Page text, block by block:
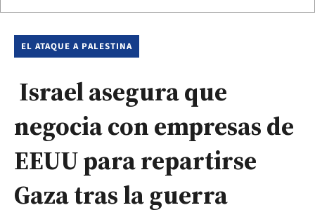
EL ATAQUE A PALESTINA
Israel asegura que
negocia con empresas de
EEUU para repartirse
Gaza tras la guerra